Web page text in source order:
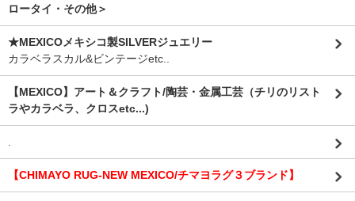
ロータイ・その他＞
★MEXICOメキシコ製SILVERジュエリー
カラベラスカル&ビンテージetc..
【MEXICO】アート＆クラフト/陶芸・金属工芸（チリのリスト
ラやカラベラ、クロスetc...)
.
【CHIMAYO RUG-NEW MEXICO/チマヨラグ３ブランド】